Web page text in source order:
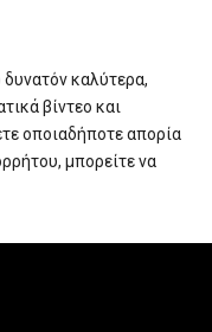
δυνατόν καλύτερα,
βίντεο και
οποιαδήποτε απορία
μπορείτε να